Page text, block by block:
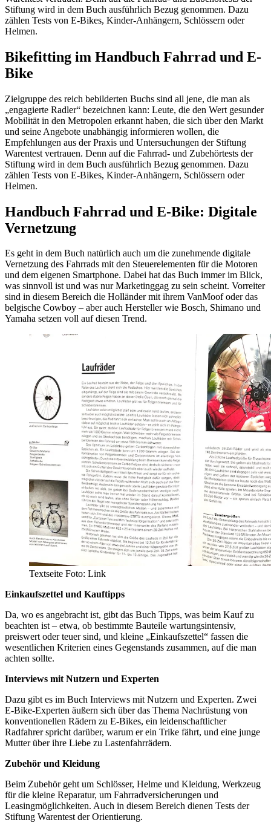
Stiftung wird in dem Buch ausführlich Bezug genommen. Dazu
zählen Tests von E-Bikes, Kinder-Anhängern, Schlössern oder
Helmen.
Bikefitting im Handbuch Fahrrad und E-
Bike
Zielgruppe des reich bebilderten Buchs sind all jene, die man als
„engagierte Radler“ bezeichnen kann: Leute, die den Wert gesunder
Mobilität in den Metropolen erkannt haben, die sich über den Markt
und seine Angebote unabhängig informieren wollen, die
Empfehlungen aus der Praxis und Untersuchungen der Stiftung
Warentest vertrauen. Denn auf die Fahrrad- und Zubehörtests der
Stiftung wird in dem Buch ausführlich Bezug genommen. Dazu
zählen Tests von E-Bikes, Kinder-Anhängern, Schlössern oder
Helmen.
Handbuch Fahrrad und E-Bike: Digitale
Vernetzung
Es geht in dem Buch natürlich auch um die zunehmende digitale
Vernetzung des Fahrrads mit den Steuerelementen für die Motoren
und dem eigenen Smartphone. Dabei hat das Buch immer im Blick,
was sinnvoll ist und was nur Marketinggag zu sein scheint. Vorreiter
sind in diesem Bereich die Holländer mit ihrem VanMoof oder das
belgische Cowboy – aber auch Hersteller wie Bosch, Shimano und
Yamaha setzen voll auf diesen Trend.
Textseite Foto: Link
Einkaufszettel und Kauftipps
Da, wo es angebracht ist, gibt das Buch Tipps, was beim Kauf zu
beachten ist – etwa, ob bestimmte Bauteile wartungsintensiv,
preiswert oder teuer sind, und kleine „Einkaufszettel“ fassen die
wesentlichen Kriterien eines Gegenstands zusammen, auf die man
achten sollte.
Interviews mit Nutzern und Experten
Dazu gibt es im Buch Interviews mit Nutzern und Experten. Zwei
E-Bike-Experten äußern sich über das Thema Nachrüstung von
konventionellen Rädern zu E-Bikes, ein leidenschaftlicher
Radfahrer spricht darüber, warum er ein Trike fährt, und eine junge
Mutter über ihre Liebe zu Lastenfahrrädern.
Zubehör und Kleidung
Beim Zubehör geht um Schlösser, Helme und Kleidung, Werkzeug
für die kleine Reparatur, um Fahrradversicherungen und
Leasingmöglichkeiten. Auch in diesem Bereich dienen Tests der
Stiftung Warentest der Orientierung.